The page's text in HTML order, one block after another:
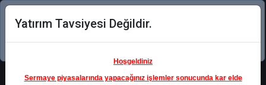
Şimdi uygulamayı indirin!
Yatırım Tavsiyesi Değildir.
Hoşgeldiniz
Sermaye piyasalarında yapacağınız işlemler sonucunda kar elde